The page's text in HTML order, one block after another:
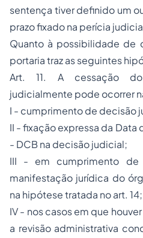
sentença tiver definido um
prazo fixado na perícia
Quanto à possibilidade de
portaria traz as seguintes
Art. 11. A cessação
judicialmente pode ocorrer
I - cumprimento de decisão
II - fixação expressa da
- DCB na decisão judicial;
III - em cumprimento de
manifestação jurídica do
na hipótese tratada no art.
IV - nos casos em que
a revisão administrativa